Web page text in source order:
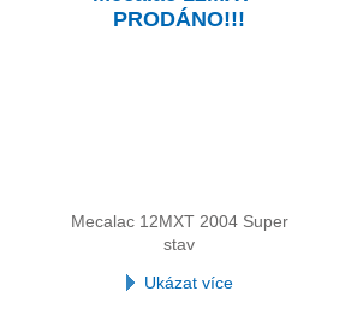
PRODÁNO!!!
Mecalac 12MXT 2004 Super
stav
Ukázat více